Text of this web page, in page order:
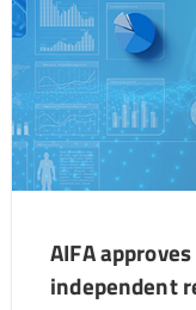
AIFA
independent